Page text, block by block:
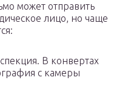
может отправить
лицо, но чаще
В конвертах
с камеры